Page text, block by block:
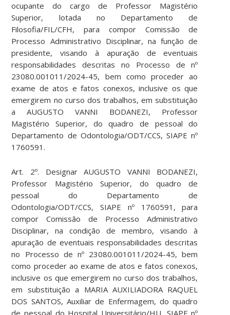
ocupante do cargo de Professor Magistério
Superior, lotada no Departamento de
Filosofia/FIL/CFH, para compor Comissão de
Processo Administrativo Disciplinar, na função de
presidente, visando à apuração de eventuais
responsabilidades descritas no Processo de nº
23080.001011/2024-45, bem como proceder ao
exame de atos e fatos conexos, inclusive os que
emergirem no curso dos trabalhos, em substituição
a AUGUSTO VANNI BODANEZI, Professor
Magistério Superior, do quadro de pessoal do
Departamento de Odontologia/ODT/CCS, SIAPE nº
1760591.
Art. 2º. Designar AUGUSTO VANNI BODANEZI,
Professor Magistério Superior, do quadro de
pessoal do Departamento de
Odontologia/ODT/CCS, SIAPE nº 1760591, para
compor Comissão de Processo Administrativo
Disciplinar, na condição de membro, visando à
apuração de eventuais responsabilidades descritas
no Processo de nº 23080.001011/2024-45, bem
como proceder ao exame de atos e fatos conexos,
inclusive os que emergirem no curso dos trabalhos,
em substituição a MARIA AUXILIADORA RAQUEL
DOS SANTOS, Auxiliar de Enfermagem, do quadro